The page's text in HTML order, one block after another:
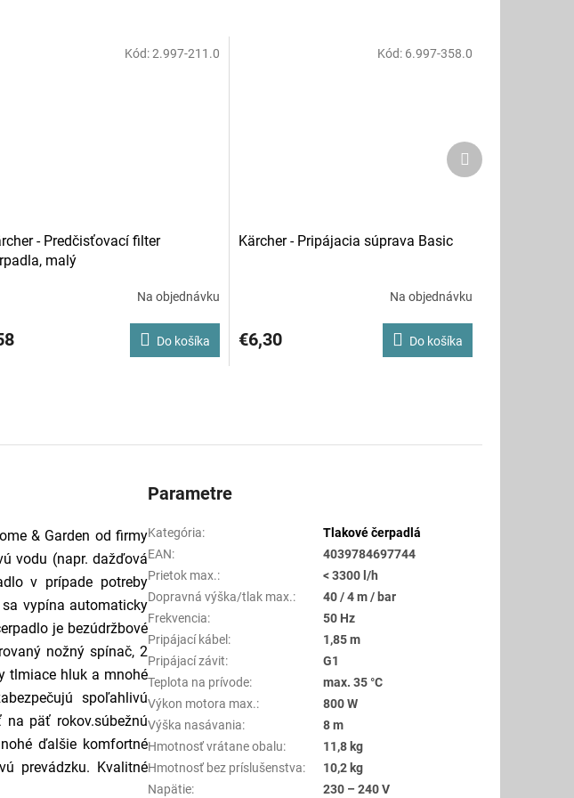
- Predčisťovací filter
malý
Na objednávku
Do košíka
Kód:2.997-211.0
Kärcher - Pripájacia súprava Basic
Na objednávku
€6,30 Do košíka
Kód: 6.997-358.0
Ďalší
produkt
& Garden od firmy
vodu (napr. dažďová
v prípade potreby
vypína automaticky
je bezúdržbové
nožný spínač, 2
tlmiace hluk a mnohé
spoľahlivú
päť rokov.súbežnú
ďalšie komfortné
prevádzku. Kvalitné
Parametre
Kategória:
Tlakové čerpadlá
EAN:
4039784697744
Prietok max.:
< 3300 l/h
Dopravná výška/tlak max.:
40 / 4 m / bar
Frekvencia:
50 Hz
Pripájací kábel:
1,85 m
Pripájací závit:
G1
Teplota na prívode:
max. 35 °C
Výkon motora max.:
800 W
Výška nasávania:
8 m
Hmotnosť vrátane obalu:
11,8 kg
Hmotnosť bez príslušenstva:
10,2 kg
Napätie:
230 – 240 V